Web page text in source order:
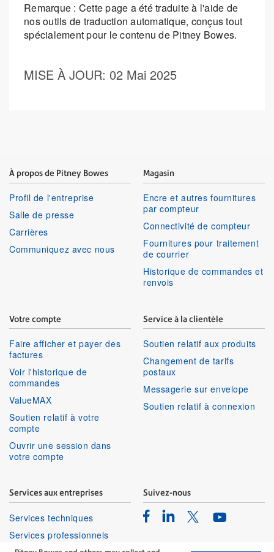
Remarque : Cette page a été traduite à l'aide de
nos outils de traduction automatique, conçus tout
spécialement pour le contenu de Pitney Bowes.
MISE À JOUR: 02 Mai 2025
À propos de Pitney Bowes
Profil de l'entreprise
Salle de presse
Carrières
Communiquez avec nous
Magasin
Encre et autres fournitures
par compteur
Connectivité de compteur
Fournitures pour traitement
de courrier
Historique de commandes et
renvois
Votre compte
Faire afficher et payer des
factures
Voir l'historique de
commandes
ValueMAX
Soutien relatif à votre
compte
Ouvrir une session dans
votre compte
Service à la clientèle
Soutien relatif aux produits
Changement de tarifs
postaux
Messagerie sur envelope
Soutien relatif à connexion
Services aux entreprises
Services techniques
Services professionnels
Suivez-nous
FacebookLinkedinTwitterYoutube